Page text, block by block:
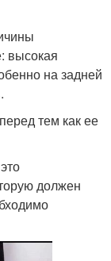
высокая
на задней
тем как ее
должен